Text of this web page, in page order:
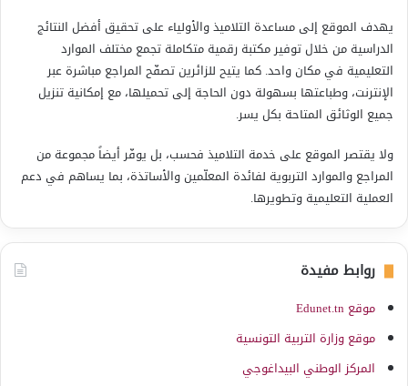
يهدف الموقع إلى مساعدة التلاميذ والأولياء على تحقيق أفضل النتائج
الدراسية من خلال توفير مكتبة رقمية متكاملة تجمع مختلف الموارد
التعليمية في مكان واحد. كما يتيح للزائرين تصفّح المراجع مباشرة عبر
الإنترنت، وطباعتها بسهولة دون الحاجة إلى تحميلها، مع إمكانية تنزيل
جميع الوثائق المتاحة بكل يسر.
ولا يقتصر الموقع على خدمة التلاميذ فحسب، بل يوفّر أيضاً مجموعة من
المراجع والموارد التربوية لفائدة المعلّمين والأساتذة، بما يساهم في دعم
العملية التعليمية وتطويرها.
روابط مفيدة
موقع Edunet.tn
موقع وزارة التربية التونسية
المركز الوطني البيداغوجي